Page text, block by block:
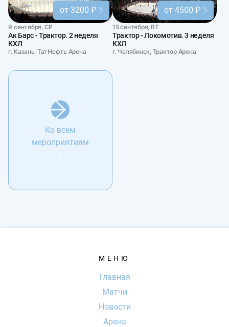
от 3200 ₽
9 сентября, СР
Ак Барс - Трактор. 2 неделя
КХЛ
г. Казань, ТатНефть Арена
от 4500 ₽
15 сентября, ВТ
Трактор - Локомотив. 3 неделя
КХЛ
г. Челябинск, Трактор Арена
Ко всем
мероприятиям
МЕНЮ
Главная
Матчи
Новости
Арена